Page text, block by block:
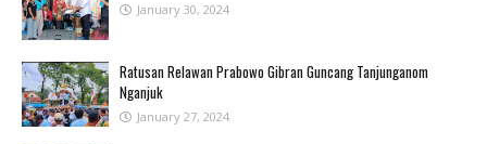
January 30, 2024
Ratusan Relawan Prabowo Gibran Guncang Tanjunganom
Nganjuk
January 27, 2024